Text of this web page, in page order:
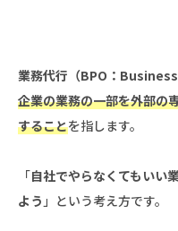
業務代行（BPO：
企業の業務の一部を外部の
することを指します。
「自社でやらなくてもいい
よう」という考え方です。